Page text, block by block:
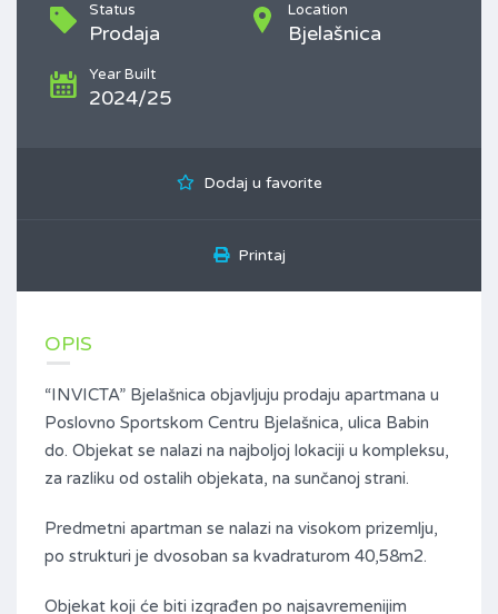
Status
Prodaja
Location
Bjelašnica
Year Built
2024/25
Dodaj u favorite
Printaj
OPIS
“INVICTA” Bjelašnica objavljuju prodaju apartmana u
Poslovno Sportskom Centru Bjelašnica, ulica Babin
do. Objekat se nalazi na najboljoj lokaciji u kompleksu,
za razliku od ostalih objekata, na sunčanoj strani.
Predmetni apartman se nalazi na visokom prizemlju,
po strukturi je dvosoban sa kvadraturom 40,58m2.
Objekat koji će biti izgrađen po najsavremenijim